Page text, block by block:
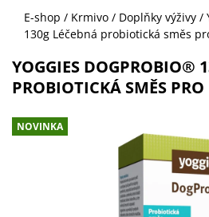
Domů
E-shop / Krmivo / Doplňky výživy /
130g Léčebná probiotická směs
YOGGIES DOGPROBIO®
PROBIOTICKÁ SMĚS PRO
NOVINKA
T
Ř
E
B
U
J
E